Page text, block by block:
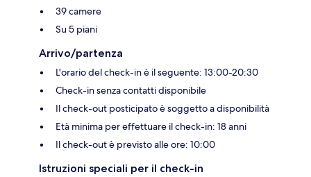
39 camere
Su 5 piani
Arrivo/partenza
L'orario del check-in è il seguente: 13:00-20:30
Check-in senza contatti disponibile
Il check-out posticipato è soggetto a disponibilità
Età minima per effettuare il check-in: 18 anni
Il check-out è previsto alle ore: 10:00
Istruzioni speciali per il check-in